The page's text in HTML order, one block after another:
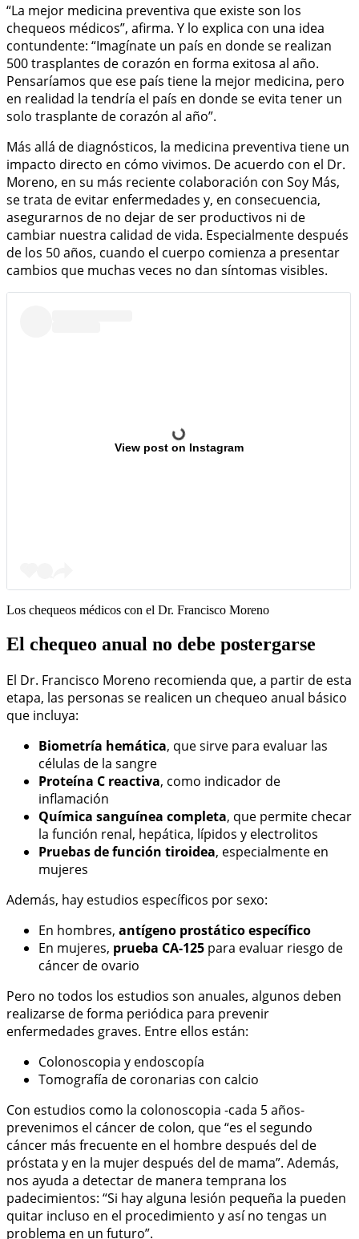
“La mejor medicina preventiva que existe son los
chequeos médicos”, afirma. Y lo explica con una idea
contundente: “Imagínate un país en donde se realizan
500 trasplantes de corazón en forma exitosa al año.
Pensaríamos que ese país tiene la mejor medicina, pero
en realidad la tendría el país en donde se evita tener un
solo trasplante de corazón al año”.
Más allá de diagnósticos, la medicina preventiva tiene un
impacto directo en cómo vivimos. De acuerdo con el Dr.
Moreno, en su más reciente colaboración con Soy Más,
se trata de evitar enfermedades y, en consecuencia,
asegurarnos de no dejar de ser productivos ni de
cambiar nuestra calidad de vida. Especialmente después
de los 50 años, cuando el cuerpo comienza a presentar
cambios que muchas veces no dan síntomas visibles.
View post on Instagram
Los chequeos médicos con el Dr. Francisco Moreno
El chequeo anual no debe postergarse
El Dr. Francisco Moreno recomienda que, a partir de esta
etapa, las personas se realicen un chequeo anual básico
que incluya:
Biometría hemática, que sirve para evaluar las
células de la sangre
Proteína C reactiva, como indicador de
inflamación
Química sanguínea completa, que permite checar
la función renal, hepática, lípidos y electrolitos
Pruebas de función tiroidea, especialmente en
mujeres
Además, hay estudios específicos por sexo:
En hombres, antígeno prostático específico
En mujeres, prueba CA-125 para evaluar riesgo de
cáncer de ovario
Pero no todos los estudios son anuales, algunos deben
realizarse de forma periódica para prevenir
enfermedades graves. Entre ellos están:
Colonoscopia y endoscopía
Tomografía de coronarias con calcio
Con estudios como la colonoscopia -cada 5 años-
prevenimos el cáncer de colon, que “es el segundo
cáncer más frecuente en el hombre después del de
próstata y en la mujer después del de mama”. Además,
nos ayuda a detectar de manera temprana los
padecimientos: “Si hay alguna lesión pequeña la pueden
quitar incluso en el procedimiento y así no tengas un
problema en un futuro”.